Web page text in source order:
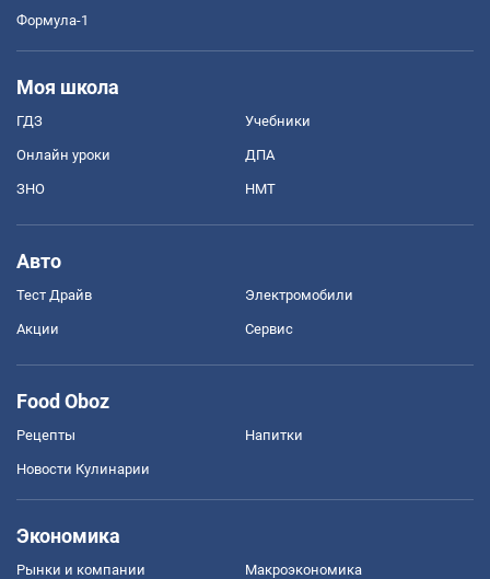
Формула-1
Моя школа
ГДЗ Учебники
Онлайн уроки ДПА
ЗНО НМТ
Авто
Тест Драйв Электромобили
Акции Сервис
Food Oboz
Рецепты Напитки
Новости Кулинарии
Экономика
Рынки и компании Mакроэкономика